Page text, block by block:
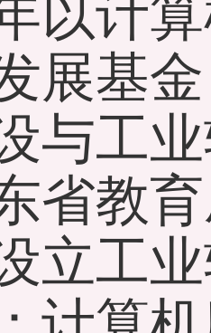
以计
展基
与工
省教
立工